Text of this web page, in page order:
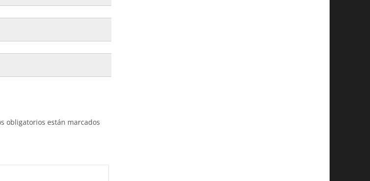
obligatorios están marcados